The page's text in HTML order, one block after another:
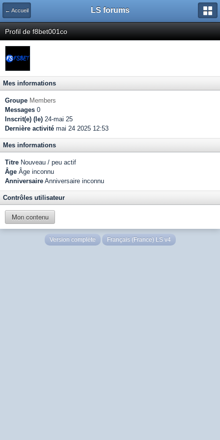
← Accueil LS forums
Profil de f8bet001co
Mes informations
Groupe Members
Messages 0
Inscrit(e) (le) 24-mai 25
Dernière activité mai 24 2025 12:53
Mes informations
Titre Nouveau / peu actif
Âge Âge inconnu
Anniversaire Anniversaire inconnu
Contrôles utilisateur
Mon contenu
Version complète Français (France) LS v4